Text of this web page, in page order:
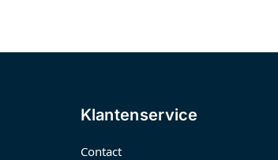
Klantenservice
Contact